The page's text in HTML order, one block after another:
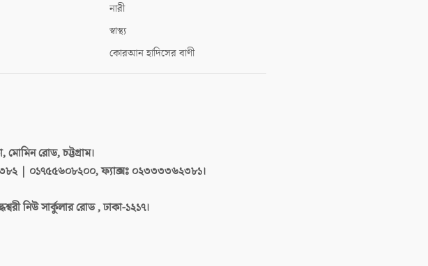
নারী
স্বাস্থ্য
কোরআন হাদিসের বাণী
মোমিন রোড, চট্টগ্রাম।
| ০১৭৫৫৬০৮২০০, ফ্যাক্সঃ ০২৩৩৩৩৬২৩৮১।
নিউ সার্কুলার রোড , ঢাকা-১২১৭।